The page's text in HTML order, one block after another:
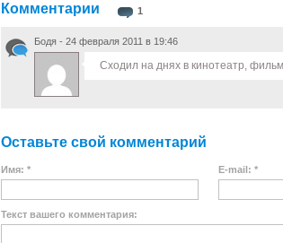
Комментарии 1
Бодя - 24 февраля 2011 в 19:46
Сходил на днях в кинотеатр,
Оставьте свой комментарий
Имя: *
E-mail: *
Текст вашего комментария: